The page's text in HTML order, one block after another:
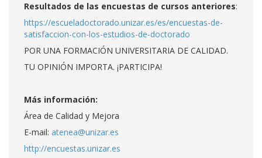
Resultados de las encuestas de cursos anteriores:
https://escueladoctorado.unizar.es/es/encuestas-de-
satisfaccion-con-los-estudios-de-doctorado
POR UNA FORMACIÓN UNIVERSITARIA DE CALIDAD.
TU OPINIÓN IMPORTA. ¡PARTICIPA!
Más información:
Área de Calidad y Mejora
E-mail: atenea@unizar.es
http://encuestas.unizar.es